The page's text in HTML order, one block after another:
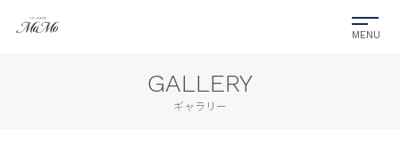
GALLERY
ギャラリー